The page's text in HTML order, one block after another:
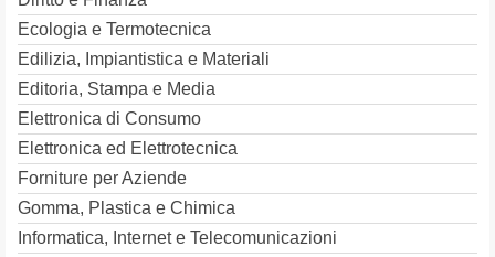
Ecologia e Termotecnica
Edilizia, Impiantistica e Materiali
Editoria, Stampa e Media
Elettronica di Consumo
Elettronica ed Elettrotecnica
Forniture per Aziende
Gomma, Plastica e Chimica
Informatica, Internet e Telecomunicazioni